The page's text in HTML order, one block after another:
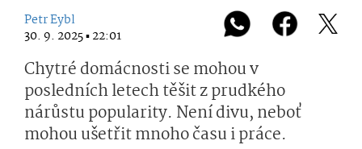
Petr Eybl
30. 9. 2025 ▪ 22:01
Chytré domácnosti se mohou v
posledních letech těšit z prudkého
nárůstu popularity. Není divu, neboť
mohou ušetřit mnoho času i práce.